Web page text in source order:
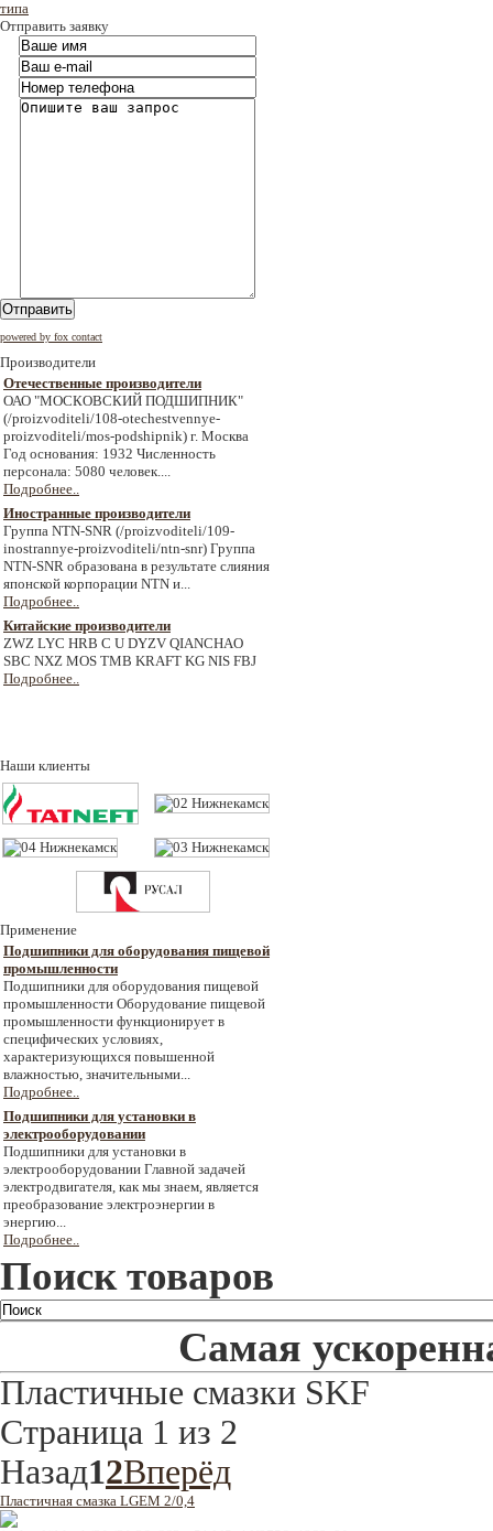
типа
Отправить заявку
Отправить
powered by fox contact
Производители
Отечественные производители
ОАО "МОСКОВСКИЙ ПОДШИПНИК"
(/proizvoditeli/108-otechestvennye-
proizvoditeli/mos-podshipnik) г. Москва
Год основания: 1932 Численность
персонала: 5080 человек....
Подробнее..
Иностранные производители
Группа NTN-SNR (/proizvoditeli/109-
inostrannye-proizvoditeli/ntn-snr) Группа
NTN-SNR образована в результате слияния
японской корпорации NTN и...
Подробнее..
Китайские производители
ZWZ LYC HRB C U DYZV QIANCHAO
SBC NXZ MOS TMB KRAFT KG NIS FBJ
Подробнее..
Наши клиенты
Применение
Подшипники для оборудования пищевой
промышленности
Подшипники для оборудования пищевой
промышленности Оборудование пищевой
промышленности функционирует в
специфических условиях,
характеризующихся повышенной
влажностью, значительными...
Подробнее..
Подшипники для установки в
электрооборудовании
Подшипники для установки в
электрооборудовании Главной задачей
электродвигателя, как мы знаем, является
преобразование электроэнергии в
энергию...
Подробнее..
Поиск товаров
Самая
Пластичные смазки SKF
Страница 1 из 2
Назад12Вперёд
Пластичная смазка LGEM 2/0,4